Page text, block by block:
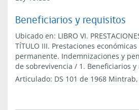
Beneficiarios y requisitos
Ubicado en: LIBRO VI.
TÍTULO III. Prestaciones
permanente. Indemnizaciones y
de sobrevivencia / 1. Beneficiarios
Articulado: DS 101 de 1968